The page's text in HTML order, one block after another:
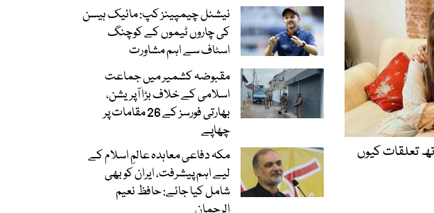
تعلقات کیوں
نیشنل چیمپینز کپ: مائیک ہیسن
کی چاروں ٹیموں کے کوچنگ
اسٹاف سے اہم مشاورت
مقبوضہ کشمیر میں جماعت
اسلامی کے خلاف بڑا آپریشن،
بھارتی فورسز کے 26 مقامات پر
چھاپے
مکہ دفاعی معاہدہ عالمِ اسلام کے
لیے اہم پیشرفت، ایران کو بھی
شامل کیا جائے: حافظ نعیم